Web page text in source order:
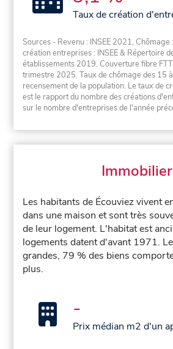
Taux de création
Sources - Revenu : INSEE 2021, Chômage
création entreprises : INSEE & Répertoire
établissements 2019. Couverture fibre
trimestre 2025. Taux de chômage des 15
recensement de la population. Le taux de
est le rapport du nombre des créations
sur le nombre d'entreprises de l'année
Immobilier
Les habitants de Écouviez vivent
dans une maison et sont très
de leur logement. L'habitat est
logements datent d'avant 1971.
grandes, 79 % des biens
plus.
-
Prix médian m2 d'un